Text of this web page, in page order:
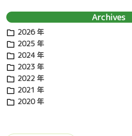
ン
Archives
2026 年
2025 年
2024 年
2023 年
2022 年
2021 年
2020 年